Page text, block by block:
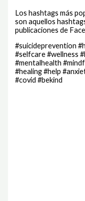
Los hashtags más
son aquellos
publicaciones de
#suicideprevention
#selfcare #wellness
#mentalhealth
#healing #help
#covid #bekind